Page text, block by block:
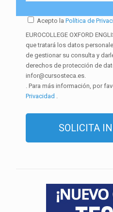
Acepto la Política de
EUROCOLLEGE OXFORD
que tratará los datos
de gestionar su consulta y
derechos de protección de
infor@cursosteca.es.
. Para más información, por
Privacidad